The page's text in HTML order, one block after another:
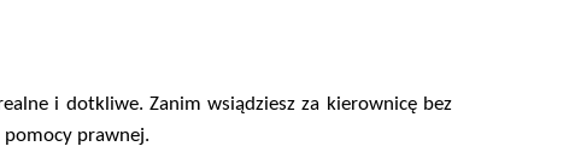
i dotkliwe. Zanim wsiądziesz za kierownicę bez
pomocy prawnej.